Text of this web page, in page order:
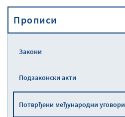
Прописи
Прописи
Закони
Подзаконски акти
Потврђени међународни